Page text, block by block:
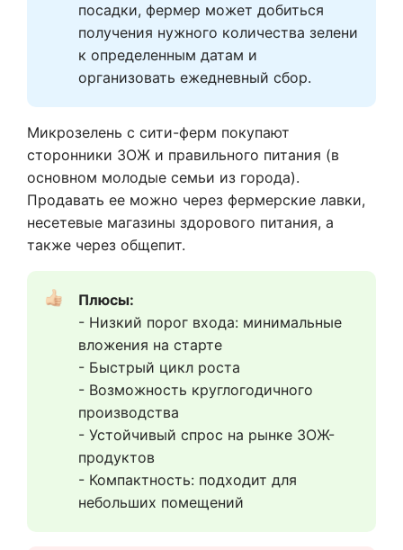
посадки, фермер может добиться
получения нужного количества зелени
к определенным датам и
организовать ежедневный сбор.
Микрозелень с сити-ферм покупают
сторонники ЗОЖ и правильного питания (в
основном молодые семьи из города).
Продавать ее можно через фермерские лавки,
несетевые магазины здорового питания, а
также через общепит.
Плюсы:
- Низкий порог входа: минимальные
вложения на старте
- Быстрый цикл роста
- Возможность круглогодичного
производства
- Устойчивый спрос на рынке ЗОЖ-
продуктов
- Компактность: подходит для
небольших помещений